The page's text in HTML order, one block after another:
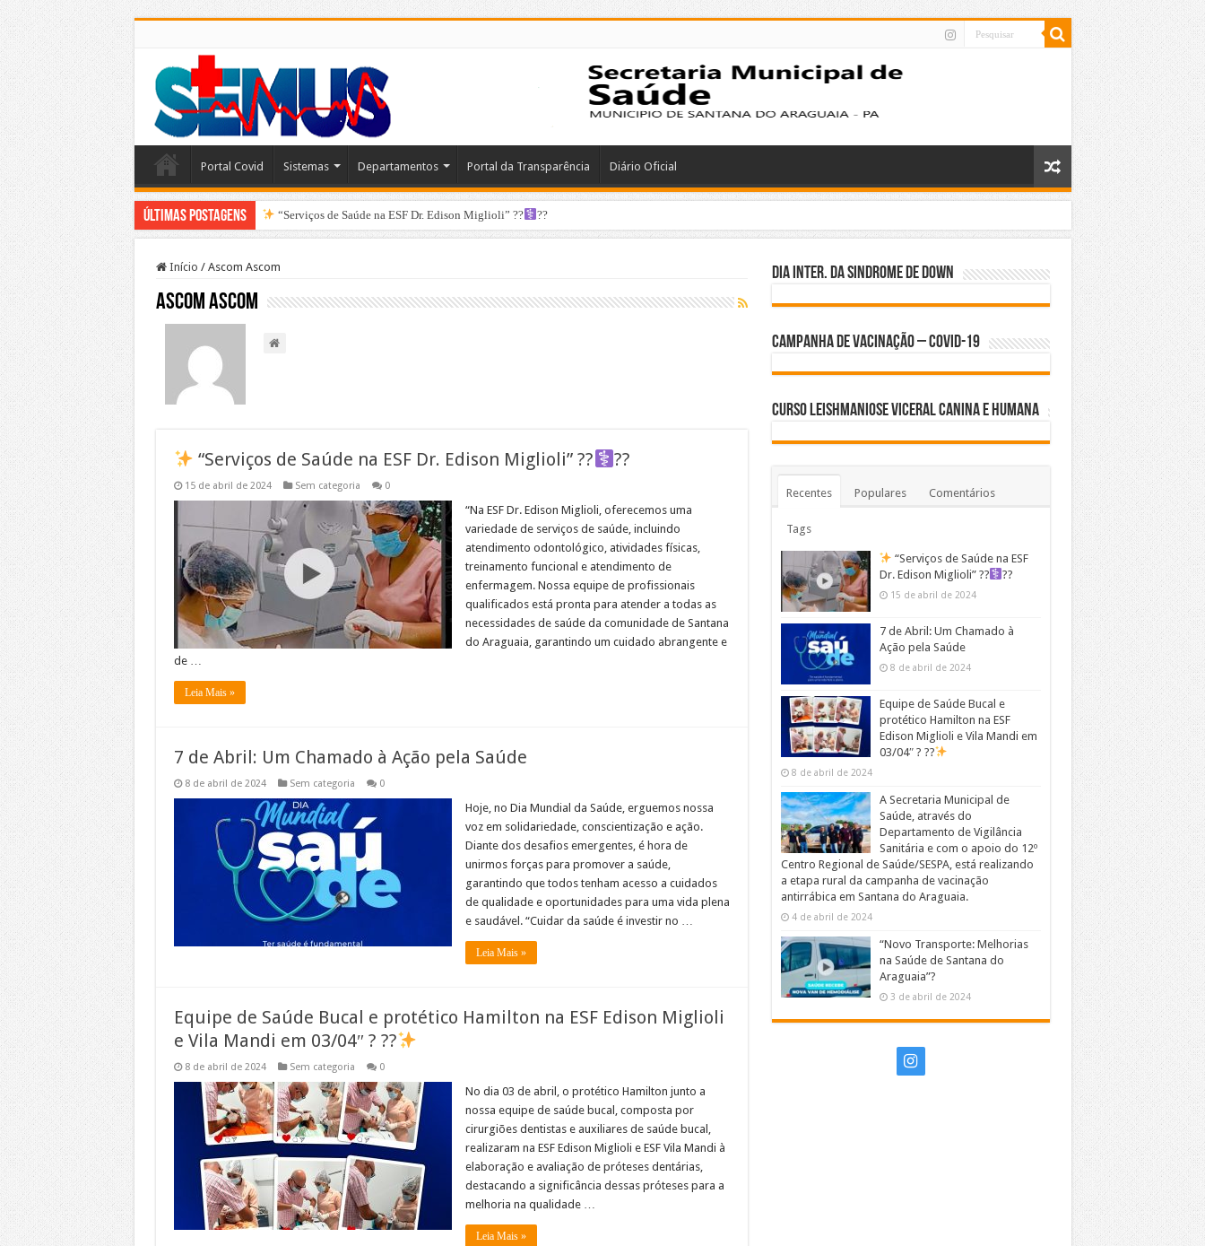
Portal Covid Sistemas Departamentos Portal da Transparência Diário Oficial
Últimas Postagens “Serviços de Saúde na ESF Dr. Edison Miglioli” ??‍ ??
Início / Ascom Ascom
Ascom Ascom
“Serviços de Saúde na ESF Dr. Edison Miglioli” ??‍ ??
15 de abril de 2024 Sem categoria 0
“Na ESF Dr. Edison Miglioli, oferecemos uma
variedade de serviços de saúde, incluindo
atendimento odontológico, atividades físicas,
treinamento funcional e atendimento de
enfermagem. Nossa equipe de profissionais
qualificados está pronta para atender a todas as
necessidades de saúde da comunidade de Santana
do Araguaia, garantindo um cuidado abrangente e
de …
Leia Mais »
7 de Abril: Um Chamado à Ação pela Saúde
8 de abril de 2024 Sem categoria 0
Hoje, no Dia Mundial da Saúde, erguemos nossa
voz em solidariedade, conscientização e ação.
Diante dos desafios emergentes, é hora de
unirmos forças para promover a saúde,
garantindo que todos tenham acesso a cuidados
de qualidade e oportunidades para uma vida plena
e saudável. “Cuidar da saúde é investir no …
Leia Mais »
Equipe de Saúde Bucal e protético Hamilton na ESF Edison Miglioli
e Vila Mandi em 03/04″ ? ??
8 de abril de 2024 Sem categoria 0
No dia 03 de abril, o protético Hamilton junto a
nossa equipe de saúde bucal, composta por
cirurgiões dentistas e auxiliares de saúde bucal,
realizaram na ESF Edison Miglioli e ESF Vila Mandi à
elaboração e avaliação de próteses dentárias,
destacando a significância dessas próteses para a
melhoria na qualidade …
Leia Mais »
Dia inter. da Sindrome de Down
Campanha de Vacinação – Covid-19
Curso Leishmaniose Viceral Canina e Humana
Recentes Populares Comentários
Tags
“Serviços de Saúde na ESF
Dr. Edison Miglioli” ??‍
??
15 de abril de 2024
7 de Abril: Um Chamado à
Ação pela Saúde
8 de abril de 2024
Equipe de Saúde Bucal e
protético Hamilton na ESF
Edison Miglioli e Vila Mandi em
03/04″ ? ??
8 de abril de 2024
A Secretaria Municipal de
Saúde, através do
Departamento de Vigilância
Sanitária e com o apoio do 12º
Centro Regional de Saúde/SESPA, está realizando
a etapa rural da campanha de vacinação
antirrábica em Santana do Araguaia.
4 de abril de 2024
“Novo Transporte: Melhorias
na Saúde de Santana do
Araguaia”?
3 de abril de 2024